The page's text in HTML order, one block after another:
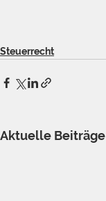
Steuerrecht
Aktuelle Beiträge